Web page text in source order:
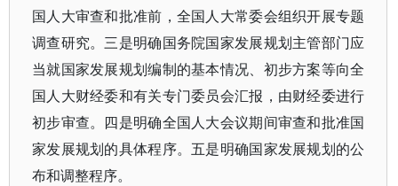
国人大审查和批准前，全国人大常委会组织开展专题
调查研究。三是明确国务院国家发展规划主管部门应
当就国家发展规划编制的基本情况、初步方案等向全
国人大财经委和有关专门委员会汇报，由财经委进行
初步审查。四是明确全国人大会议期间审查和批准国
家发展规划的具体程序。五是明确国家发展规划的公
布和调整程序。